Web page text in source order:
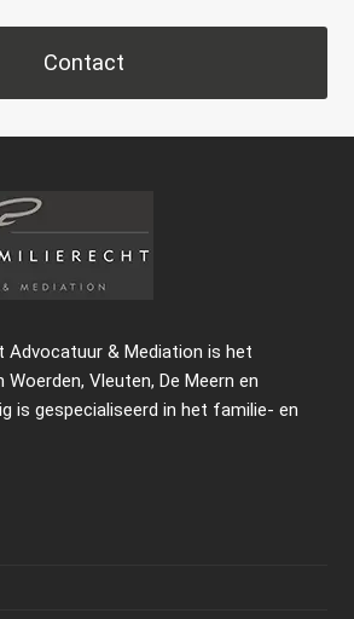
Contact
Advocatuur & Mediation is het
Vleuten, De Meern en
is gespecialiseerd in het familie- en